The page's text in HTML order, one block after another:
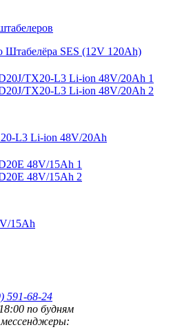
Штабелёра SES (12V 120Ah)
L3 Li-ion 48V/20Ah
15Ah
591-68-24
по будням